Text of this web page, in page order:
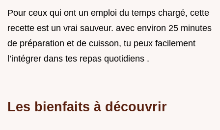
Pour ceux qui ont un emploi du temps chargé, cette
recette est un vrai sauveur. avec environ 25 minutes
de préparation et de cuisson, tu peux facilement
l’intégrer dans tes repas quotidiens .
Les bienfaits à découvrir